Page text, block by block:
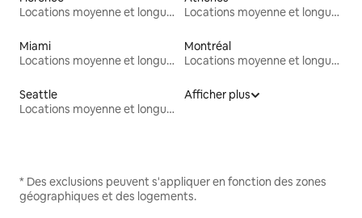
Locations moyenne et longue durée
Locations moyenne et longue durée
Miami
Locations moyenne et longue durée
Montréal
Locations moyenne et longue durée
Seattle
Locations moyenne et longue durée
Afficher plus
* Des exclusions peuvent s'appliquer en fonction des zones
géographiques et des logements.